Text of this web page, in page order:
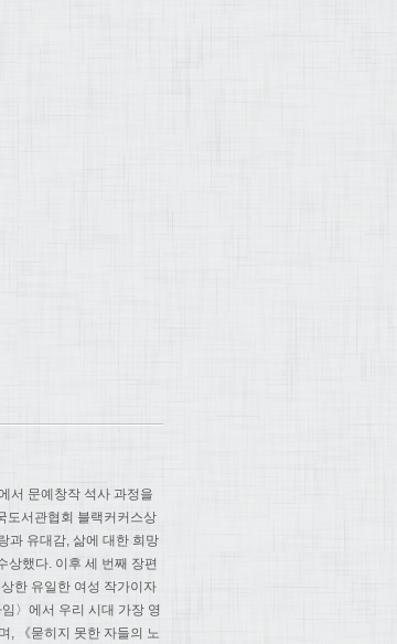
서 문예창작 석사 과정을
도서관협회 블랙커커스상
과 유대감, 삶에 대한 희망
상했다. 이후 세 번째 장편
한 유일한 여성 작가이자
〉에서 우리 시대 가장 영
, 《묻히지 못한 자들의 노